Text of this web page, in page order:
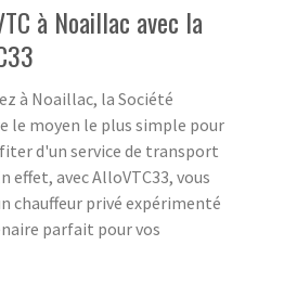
à Noaillac avec la
à Noaillac, la Société
le moyen le plus simple pour
d'un service de transport
effet, avec AlloVTC33, vous
chauffeur privé expérimenté
parfait pour vos